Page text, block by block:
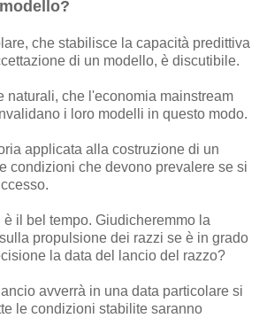
che stabilisce la capacità predittiva
di un modello, è discutibile.
naturali, che l'economia mainstream
i loro modelli in questo modo.
applicata alla costruzione di un
condizioni che devono prevalere se si
il bel tempo. Giudicheremmo la
propulsione dei razzi se è in grado
la data del lancio del razzo?
avverrà in una data particolare si
le condizioni stabilite saranno